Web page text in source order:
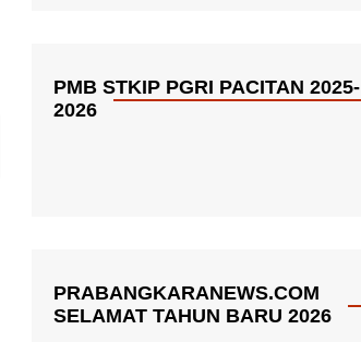
PMB STKIP PGRI PACITAN 2025-
2026
PRABANGKARANEWS.COM
SELAMAT TAHUN BARU 2026